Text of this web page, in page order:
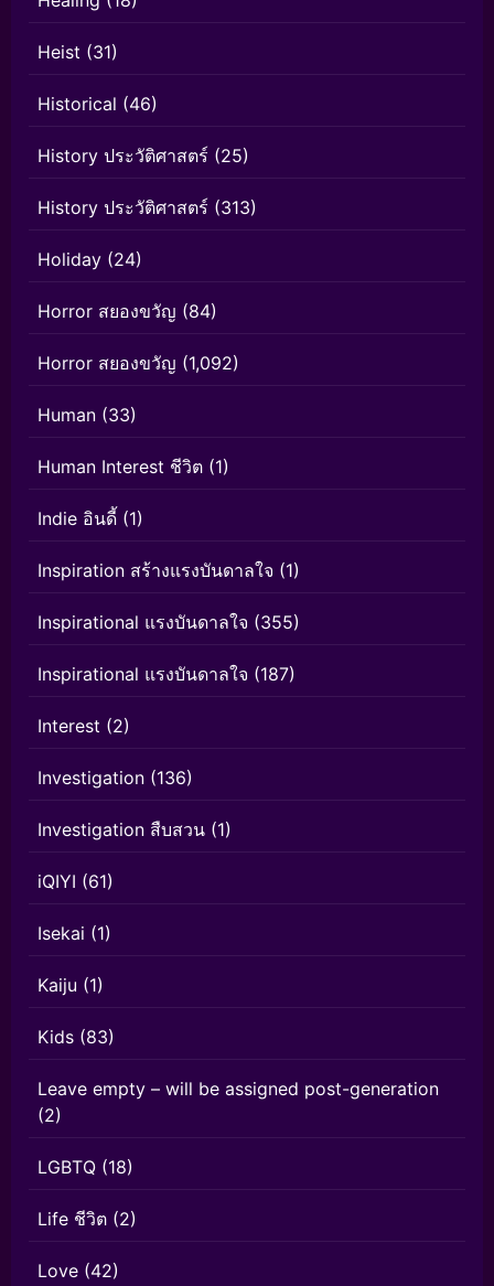
Heist (31)
Historical (46)
History ประวัติศาสตร์ (25)
History ประวัติศาสตร์ (313)
Holiday (24)
Horror สยองขวัญ (84)
Horror สยองขวัญ (1,092)
Human (33)
Human Interest ชีวิต (1)
Indie อินดี้ (1)
Inspiration สร้างแรงบันดาลใจ (1)
Inspirational แรงบันดาลใจ (355)
Inspirational แรงบันดาลใจ (187)
Interest (2)
Investigation (136)
Investigation สืบสวน (1)
iQIYI (61)
Isekai (1)
Kaiju (1)
Kids (83)
Leave empty – will be assigned post-generation
(2)
LGBTQ (18)
Life ชีวิต (2)
Love (42)